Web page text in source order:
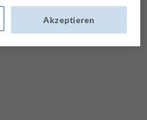
Akzeptieren